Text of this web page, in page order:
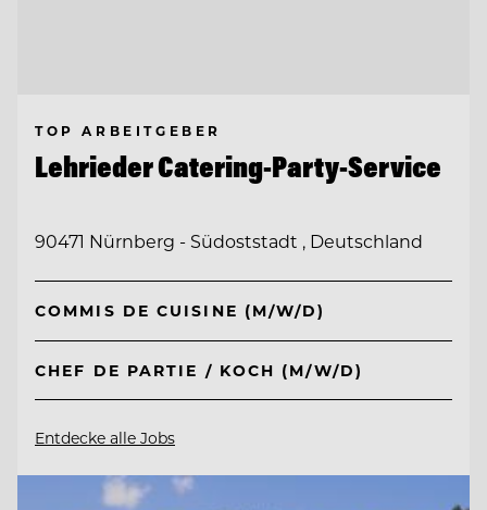
TOP ARBEITGEBER
Lehrieder Catering-Party-Service
90471 Nürnberg - Südoststadt , Deutschland
COMMIS DE CUISINE (M/W/D)
CHEF DE PARTIE / KOCH (M/W/D)
Entdecke alle Jobs